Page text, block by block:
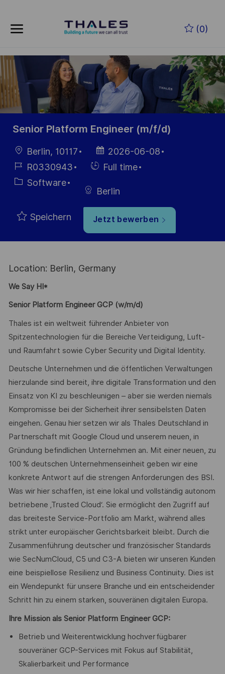
(0)
-
Senior Platform Engineer (m/f/d)
Ort Berlin, 10117
Datum der
Veröffentlichung
2026-06-08
Job-
ID
R0330943 Einstellunngstyp
Full time
Kategorie
Software
Berlin
Speichern Jetzt bewerben
Location: Berlin, Germany
We Say HI*
Senior Platform Engineer GCP (w/m/d)
Thales ist ein weltweit führender Anbieter von
Spitzentechnologien für die Bereiche Verteidigung, Luft-
und Raumfahrt sowie Cyber Security und Digital Identity.
Deutsche Unternehmen und die öffentlichen Verwaltungen
hierzulande sind bereit, ihre digitale Transformation und den
Einsatz von KI zu beschleunigen – aber sie werden niemals
Kompromisse bei der Sicherheit ihrer sensibelsten Daten
eingehen. Genau hier setzen wir als Thales Deutschland in
Partnerschaft mit Google Cloud und unserem neuen, in
Gründung befindlichen Unternehmen an. Mit einer neuen, zu
100 % deutschen Unternehmenseinheit geben wir eine
konkrete Antwort auf die strengen Anforderungen des BSI.
Was wir hier schaffen, ist eine lokal und vollständig autonom
betriebene ‚Trusted Cloud‘. Sie ermöglicht den Zugriff auf
das breiteste Service-Portfolio am Markt, während alles
strikt unter europäischer Gerichtsbarkeit bleibt. Durch die
Zusammenführung deutscher und französischer Standards
wie SecNumCloud, C5 und C3-A bieten wir unseren Kunden
eine beispiellose Resilienz und Business Continuity. Dies ist
ein Wendepunkt für unsere Branche und ein entscheidender
Schritt hin zu einem starken, souveränen digitalen Europa.
Ihre Mission als Senior Platform Engineer GCP:
Betrieb und Weiterentwicklung hochverfügbarer
souveräner GCP-Services mit Fokus auf Stabilität,
Skalierbarkeit und Performance